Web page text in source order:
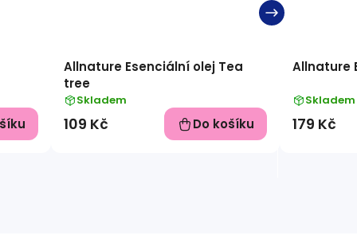
Allnature Esenciální olej Tea
tree
Skladem
109 Kč Do košíku
Allnature
Skladem
179 Kč